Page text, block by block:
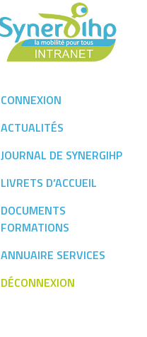
CONNEXION
ACTUALITÉS
JOURNAL DE SYNERGIHP
LIVRETS D’ACCUEIL
DOCUMENTS
FORMATIONS
ANNUAIRE SERVICES
DÉCONNEXION